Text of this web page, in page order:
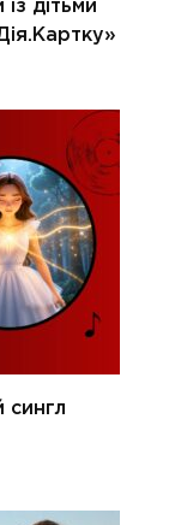
дітьми
сингл